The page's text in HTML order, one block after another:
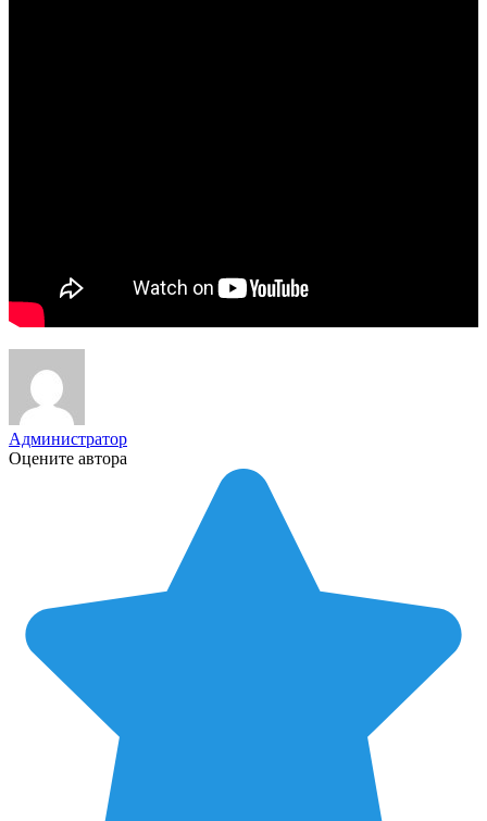
Администратор
Оцените автора